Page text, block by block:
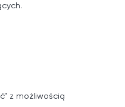
z możliwością